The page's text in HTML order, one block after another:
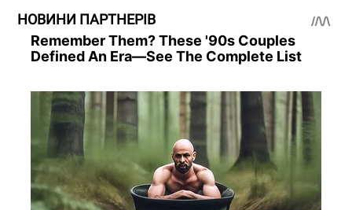
НОВИНИ ПАРТНЕРІВ
Remember Them? These '90s Couples
Defined An Era—See The Complete List